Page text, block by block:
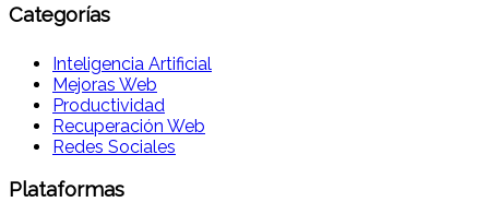
Categorías
Inteligencia Artificial
Mejoras Web
Productividad
Recuperación Web
Redes Sociales
Plataformas